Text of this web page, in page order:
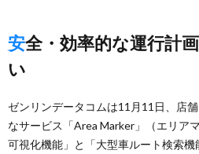
安全・効率的な運行計画の作成サポート狙
い
ゼンリンデータコムは11月11日、店
なサービス「Area Marker」（エリア
可視化機能」と「大型車ルート検索機